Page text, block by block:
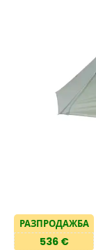
РАЗПРОДАЖБА
536 €